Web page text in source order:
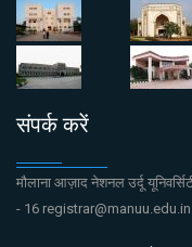
संपर्क करें
मौलाना आज़ाद नेशनल उर्दू
- 16 registrar@manuu.edu.in